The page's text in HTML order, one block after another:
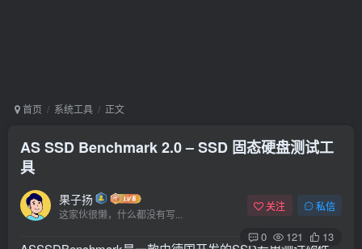
首页 系统工具 正文
AS SSD Benchmark 2.0 – SSD 固态硬盘测试工
具
果子扬
这家伙很懒，什么都没有写...
关注 私信
0 121 13